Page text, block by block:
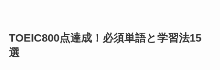
TOEIC800点達成！必須単語と学習法15
選